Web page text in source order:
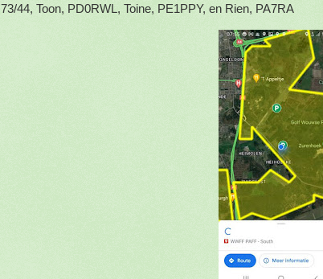
73/44, Toon, PD0RWL, Toine, PE1PPY, en Rien, PA7RA